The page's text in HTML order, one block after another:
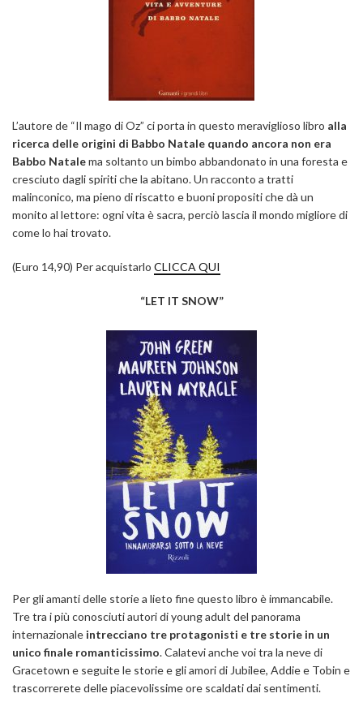
L’autore de “Il mago di Oz” ci porta in questo meraviglioso libro alla
ricerca delle origini di Babbo Natale quando ancora non era
Babbo Natalema soltanto un bimbo abbandonato in una foresta e
cresciuto dagli spiriti che la abitano. Un racconto a tratti
malinconico, ma pieno di riscatto e buoni propositi che dà un
monito al lettore: ogni vita è sacra, perciò lascia il mondo migliore di
come lo hai trovato.
(Euro 14,90) Per acquistarlo CLICCA QUI
“LET IT SNOW”
Per gli amanti delle storie a lieto fine questo libro è immancabile.
Tre tra i più conosciuti autori di young adult del panorama
internazionale intrecciano tre protagonisti e tre storie in un
unico finale romanticissimo. Calatevi anche voi tra la neve di
Gracetown e seguite le storie e gli amori di Jubilee, Addie e Tobin e
trascorrerete delle piacevolissime ore scaldati dai sentimenti.